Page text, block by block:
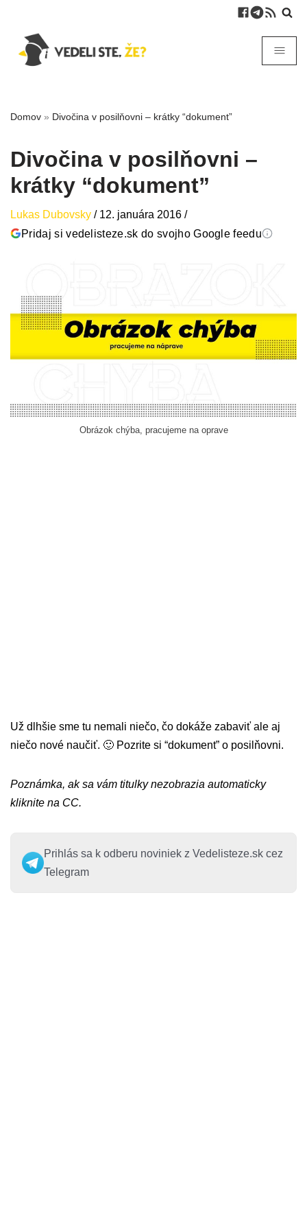
Domov » Divočina v posilňovni – krátky “dokument”
Divočina v posilňovni –
krátky “dokument”
Lukas Dubovsky / 12. januára 2016 /
Pridaj si vedelisteze.sk do svojho Google feedu
Obrázok chýba, pracujeme na oprave
Už dlhšie sme tu nemali niečo, čo dokáže zabaviť ale aj
niečo nové naučiť. 🙂 Pozrite si “dokument” o posilňovni.
Poznámka, ak sa vám titulky nezobrazia automaticky
kliknite na CC.
Prihlás sa k odberu noviniek z Vedelisteze.sk cez
Telegram